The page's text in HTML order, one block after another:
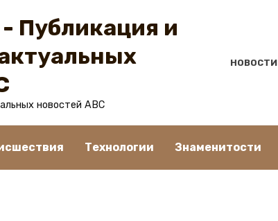
Публикация и
новостей ABC
НОВОСТИ
Технологии Знаменитости